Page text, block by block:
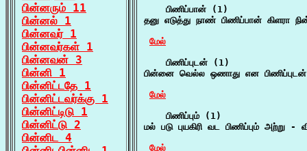
பின்னரும் 11
பின்னல் 1
பின்னவர் 1
பின்னவர்கள் 1
பின்னவன் 3
பின்னி 1
பின்னிட்டதே 1
பின்னிட்டவர்க்கு 1
பின்னிட்டிடு 1
பின்னிட்டு 2
பின்னிட 4
    பிணிப்பான் (1)
தனு எடுத்து நாண் பிணிப்பான் கிளரா
மேல்
    பிணிப்புடன் (1)
பின்னை வெல்ல ஒணாது என பிணிப்புடன்
மேல்
    பிணிப்பும் (1)
மல் படு புயகிரி வட பிணிப்பும் அற்று -
மேல்